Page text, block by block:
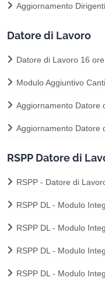
Aggiornamento
Datore di Lavoro
Datore di Lavoro 16 ore
Modulo Aggiuntivo
Aggiornamento Datore
Aggiornamento Datore
RSPP Datore di
RSPP - Datore di
RSPP DL - Modulo
RSPP DL - Modulo
RSPP DL - Modulo
RSPP DL - Modulo